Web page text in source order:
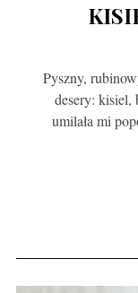
Pyszny,
desery: kisiel,
umilała mi